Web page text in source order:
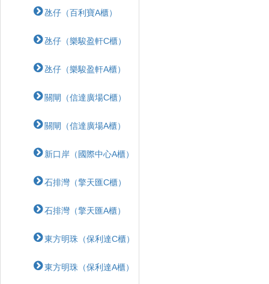
氹仔（百利寶A櫃）
氹仔（樂駿盈軒C櫃）
氹仔（樂駿盈軒A櫃）
關閘（信達廣場C櫃）
關閘（信達廣場A櫃）
新口岸（國際中心A櫃）
石排灣（擎天匯C櫃）
石排灣（擎天匯A櫃）
東方明珠（保利達C櫃）
東方明珠（保利達A櫃）